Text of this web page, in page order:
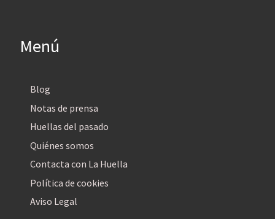
Menú
Blog
Notas de prensa
Huellas del pasado
Quiénes somos
Contacta con La Huella
Política de cookies
Aviso Legal